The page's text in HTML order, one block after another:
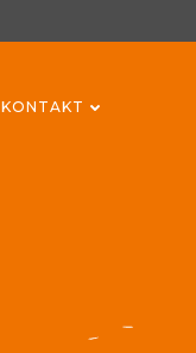
KONTAKT